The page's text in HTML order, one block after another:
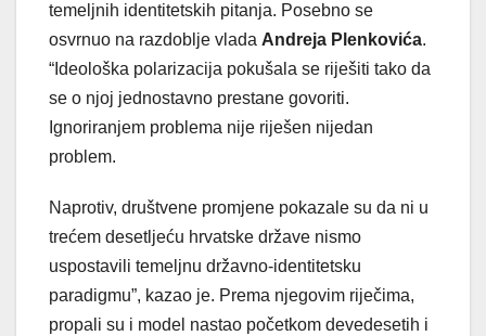
temeljnih identitetskih pitanja. Posebno se
osvrnuo na razdoblje vlada Andreja Plenkovića.
“Ideološka polarizacija pokušala se riješiti tako da
se o njoj jednostavno prestane govoriti.
Ignoriranjem problema nije riješen nijedan
problem.
Naprotiv, društvene promjene pokazale su da ni u
trećem desetljeću hrvatske države nismo
uspostavili temeljnu državno-identitetsku
paradigmu”, kazao je. Prema njegovim riječima,
propali su i model nastao početkom devedesetih i